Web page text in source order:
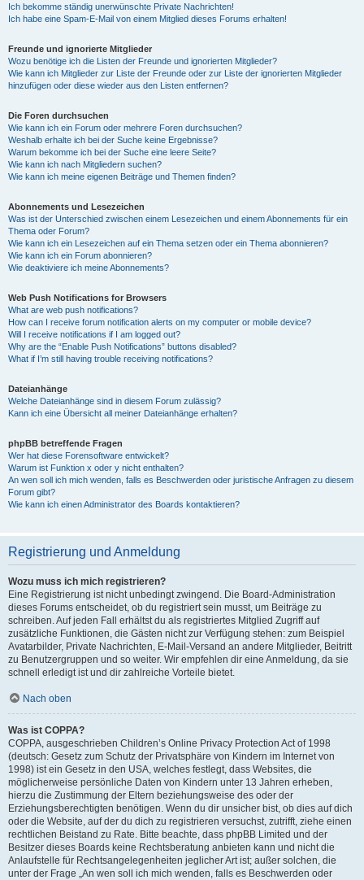
Ich bekomme ständig unerwünschte Private Nachrichten!
Ich habe eine Spam-E-Mail von einem Mitglied dieses Forums erhalten!
Freunde und ignorierte Mitglieder
Wozu benötige ich die Listen der Freunde und ignorierten Mitglieder?
Wie kann ich Mitglieder zur Liste der Freunde oder zur Liste der ignorierten Mitglieder
hinzufügen oder diese wieder aus den Listen entfernen?
Die Foren durchsuchen
Wie kann ich ein Forum oder mehrere Foren durchsuchen?
Weshalb erhalte ich bei der Suche keine Ergebnisse?
Warum bekomme ich bei der Suche eine leere Seite?
Wie kann ich nach Mitgliedern suchen?
Wie kann ich meine eigenen Beiträge und Themen finden?
Abonnements und Lesezeichen
Was ist der Unterschied zwischen einem Lesezeichen und einem Abonnements für ein
Thema oder Forum?
Wie kann ich ein Lesezeichen auf ein Thema setzen oder ein Thema abonnieren?
Wie kann ich ein Forum abonnieren?
Wie deaktiviere ich meine Abonnements?
Web Push Notifications for Browsers
What are web push notifications?
How can I receive forum notification alerts on my computer or mobile device?
Will I receive notifications if I am logged out?
Why are the “Enable Push Notifications” buttons disabled?
What if I’m still having trouble receiving notifications?
Dateianhänge
Welche Dateianhänge sind in diesem Forum zulässig?
Kann ich eine Übersicht all meiner Dateianhänge erhalten?
phpBB betreffende Fragen
Wer hat diese Forensoftware entwickelt?
Warum ist Funktion x oder y nicht enthalten?
An wen soll ich mich wenden, falls es Beschwerden oder juristische Anfragen zu diesem
Forum gibt?
Wie kann ich einen Administrator des Boards kontaktieren?
Registrierung und Anmeldung
Wozu muss ich mich registrieren?
Eine Registrierung ist nicht unbedingt zwingend. Die Board-Administration
dieses Forums entscheidet, ob du registriert sein musst, um Beiträge zu
schreiben. Auf jeden Fall erhältst du als registriertes Mitglied Zugriff auf
zusätzliche Funktionen, die Gästen nicht zur Verfügung stehen: zum Beispiel
Avatarbilder, Private Nachrichten, E-Mail-Versand an andere Mitglieder, Beitritt
zu Benutzergruppen und so weiter. Wir empfehlen dir eine Anmeldung, da sie
schnell erledigt ist und dir zahlreiche Vorteile bietet.
Nach oben
Was ist COPPA?
COPPA, ausgeschrieben Children’s Online Privacy Protection Act of 1998
(deutsch: Gesetz zum Schutz der Privatsphäre von Kindern im Internet von
1998) ist ein Gesetz in den USA, welches festlegt, dass Websites, die
möglicherweise persönliche Daten von Kindern unter 13 Jahren erheben,
hierzu die Zustimmung der Eltern beziehungsweise des oder der
Erziehungsberechtigten benötigen. Wenn du dir unsicher bist, ob dies auf dich
oder die Website, auf der du dich zu registrieren versuchst, zutrifft, ziehe einen
rechtlichen Beistand zu Rate. Bitte beachte, dass phpBB Limited und der
Besitzer dieses Boards keine Rechtsberatung anbieten kann und nicht die
Anlaufstelle für Rechtsangelegenheiten jeglicher Art ist; außer solchen, die
unter der Frage „An wen soll ich mich wenden, falls es Beschwerden oder